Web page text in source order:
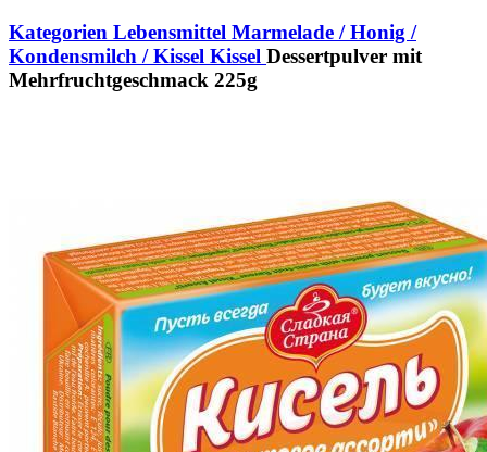
Kategorien Lebensmittel Marmelade / Honig /
Kondensmilch / Kissel Kissel Dessertpulver mit
Mehrfruchtgeschmack 225g